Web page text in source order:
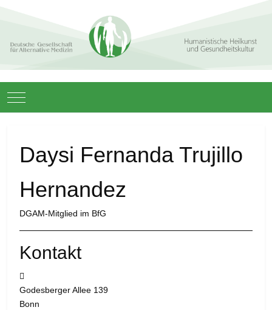
Mobile Menu Toggle
Daysi Fernanda Trujillo
Hernandez
DGAM-Mitglied im BfG
Kontakt
Godesberger Allee 139
Bonn